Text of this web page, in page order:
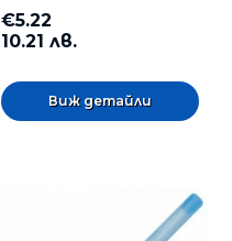
€5.22
10.21 лв.
Виж детайли